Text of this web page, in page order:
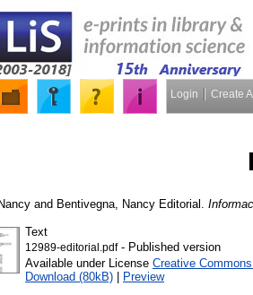
Login Create
and Bentivegna, Nancy Editorial.
Text
12989-editorial.pdf- Published version
Available under License Creative
Download (80kB) | Preview